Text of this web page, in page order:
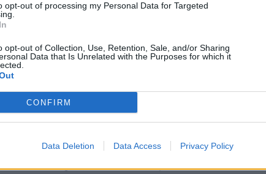
opt-out of processing my Personal Data for Targeted
opt-out of Collection, Use, Retention, Sale, and/or Sharing
Data that Is Unrelated with the Purposes for which it
CONFIRM
Data Deletion Data Access Privacy Policy
posizionare il personaggio: attenzione
che subirlo dalle spalle o di lato, dato che
varia da caricamento a caricamento. I
(N.B.: al massimo possono variare di 1 livello da
al quartier generale degli Hokuten nella città
Hokuten Knight), si sono riuniti per combattere